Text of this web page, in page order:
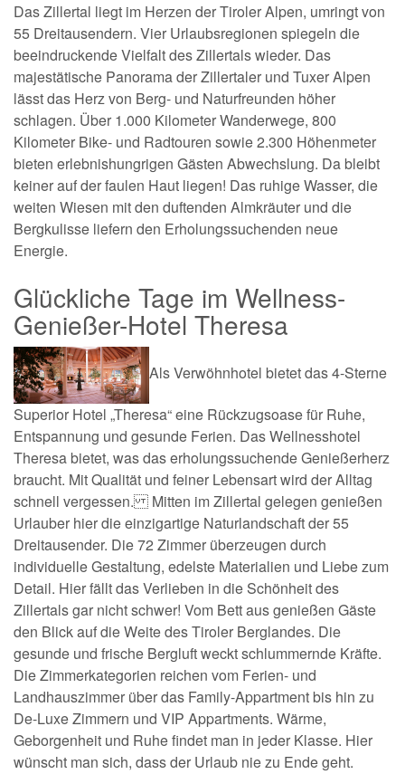
Das Zillertal liegt im Herzen der Tiroler Alpen, umringt von
55 Dreitausendern. Vier Urlaubsregionen spiegeln die
beeindruckende Vielfalt des Zillertals wieder. Das
majestätische Panorama der Zillertaler und Tuxer Alpen
lässt das Herz von Berg- und Naturfreunden höher
schlagen. Über 1.000 Kilometer Wanderwege, 800
Kilometer Bike- und Radtouren sowie 2.300 Höhenmeter
bieten erlebnishungrigen Gästen Abwechslung. Da bleibt
keiner auf der faulen Haut liegen! Das ruhige Wasser, die
weiten Wiesen mit den duftenden Almkräuter und die
Bergkulisse liefern den Erholungssuchenden neue
Energie.
Glückliche Tage im Wellness-
Genießer-Hotel Theresa
Als Verwöhnhotel bietet das 4-Sterne
Superior Hotel „Theresa“ eine Rückzugsoase für Ruhe,
Entspannung und gesunde Ferien. Das Wellnesshotel
Theresa bietet, was das erholungssuchende Genießerherz
braucht. Mit Qualität und feiner Lebensart wird der Alltag
schnell vergessen. Mitten im Zillertal gelegen genießen
Urlauber hier die einzigartige Naturlandschaft der 55
Dreitausender. Die 72 Zimmer überzeugen durch
individuelle Gestaltung, edelste Materialien und Liebe zum
Detail. Hier fällt das Verlieben in die Schönheit des
Zillertals gar nicht schwer! Vom Bett aus genießen Gäste
den Blick auf die Weite des Tiroler Berglandes. Die
gesunde und frische Bergluft weckt schlummernde Kräfte.
Die Zimmerkategorien reichen vom Ferien- und
Landhauszimmer über das Family-Appartment bis hin zu
De-Luxe Zimmern und VIP Appartments. Wärme,
Geborgenheit und Ruhe findet man in jeder Klasse. Hier
wünscht man sich, dass der Urlaub nie zu Ende geht.